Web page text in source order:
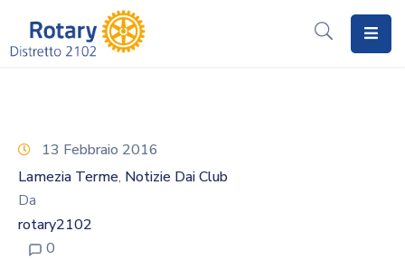
Rotary
Distretto
2102
13 Febbraio 2016
Lamezia Terme‚ Notizie Dai Club
Da
rotary2102
0